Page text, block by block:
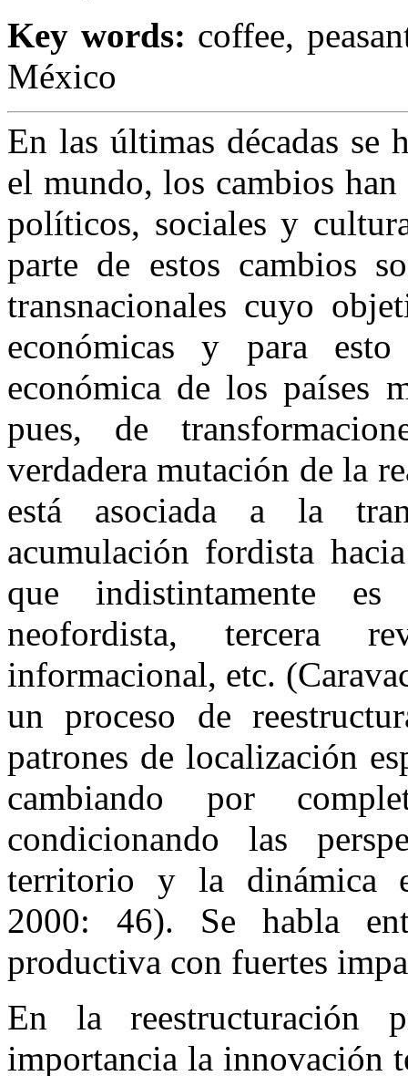
Key words: coffee,
México
En las últimas décadas se
el mundo, los cambios
políticos, sociales y
parte de estos cambios
transnacionales cuyo
económicas y para
económica de los países
pues, de
verdadera mutación de la
está asociada a la
acumulación fordista
que indistintamente es
neofordista, tercera
informacional, etc.
un proceso de
patrones de localización
cambiando por
condicionando las
territorio y la dinámica
2000: 46). Se habla
productiva con fuertes
En la reestructuración
importancia la innovación